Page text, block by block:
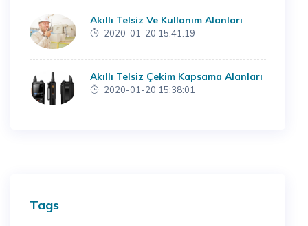
Akıllı Telsiz Ve Kullanım Alanları
2020-01-20 15:41:19
Akıllı Telsiz Çekim Kapsama Alanları
2020-01-20 15:38:01
Tags